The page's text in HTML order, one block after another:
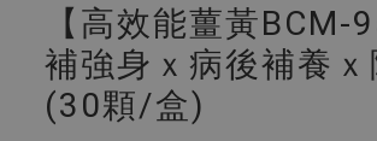
8/3-8/9 歡慶父親節 滿3000送300
2
1
0
2
1
0
日
:
2
1
0
5
4
3
2
1
時
:
2
1
0
8
7
6
5
分
:
5
4
3
2
3
2
1
0
秒
【高效能薑黃BCM-
補強身ｘ病後補養ｘ
(30顆/盒)